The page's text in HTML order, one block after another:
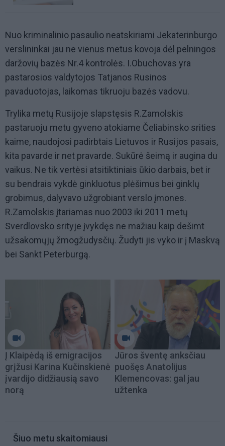
Nuo kriminalinio pasaulio neatskiriami Jekaterinburgo
verslininkai jau ne vienus metus kovoja dėl pelningos
daržovių bazės Nr.4 kontrolės. I.Obuchovas yra
pastarosios valdytojos Tatjanos Rusinos
pavaduotojas, laikomas tikruoju bazės vadovu.
Trylika metų Rusijoje slapstęsis R.Zamolskis
pastaruoju metu gyveno atokiame Čeliabinsko srities
kaime, naudojosi padirbtais Lietuvos ir Rusijos pasais,
kita pavarde ir net pravarde. Sukūrė šeimą ir augina du
vaikus. Ne tik vertėsi atsitiktiniais ūkio darbais, bet ir
su bendrais vykdė ginkluotus plėšimus bei ginklų
grobimus, dalyvavo užgrobiant verslo įmones.
R.Zamolskis įtariamas nuo 2003 iki 2011 metų
Sverdlovsko srityje įvykdęs ne mažiau kaip dešimt
užsakomųjų žmogžudysčių. Žudyti jis vyko ir į Maskvą
bei Sankt Peterburgą.
Į Klaipėdą iš emigracijos
grįžusi Karina Kučinskienė
įvardijo didžiausią savo
norą
Jūros šventę anksčiau
puošęs Anatolijus
Klemencovas: gal jau
užtenka
Šiuo metu skaitomiausi